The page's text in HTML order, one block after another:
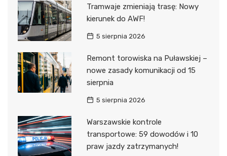
Tramwaje zmieniają trasę: Nowy
kierunek do AWF!
5 sierpnia 2026
Remont torowiska na Puławskiej –
nowe zasady komunikacji od 15
sierpnia
5 sierpnia 2026
Warszawskie kontrole
transportowe: 59 dowodów i 10
praw jazdy zatrzymanych!